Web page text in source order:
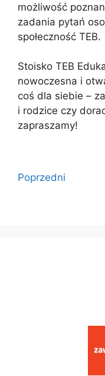
możliwość
zadania pytań
społeczność TEB.
Stoisko TEB
nowoczesna i
coś dla siebie –
i rodzice czy
zapraszamy!
Poprzedni